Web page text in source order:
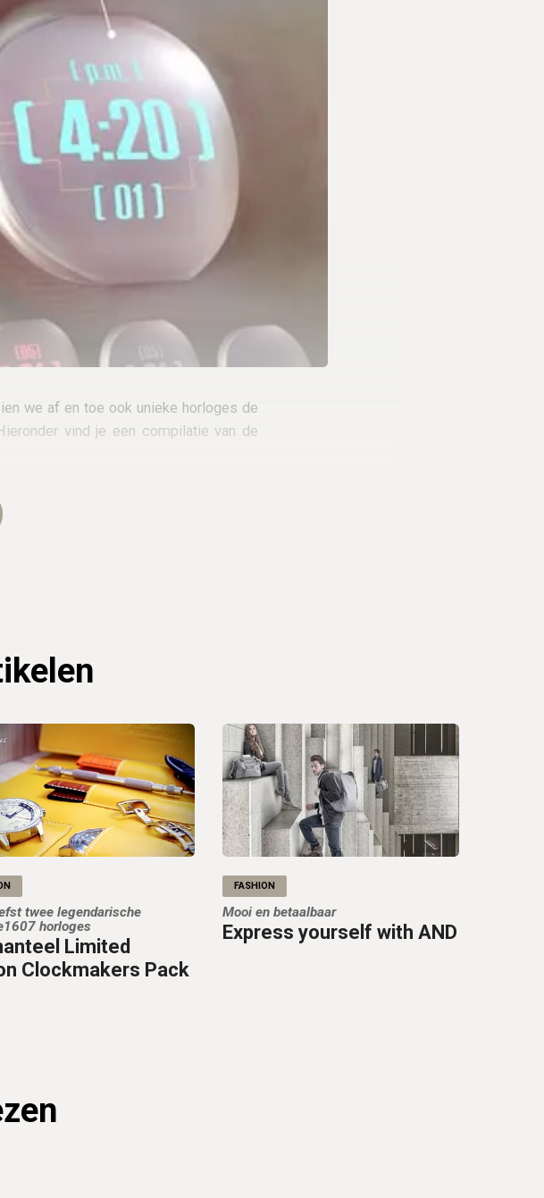
we af en toe ook unieke horloges de
vind je een compilatie van de
twee legendarische
horloges
Limited
Clockmakers Pack
FASHION
Mooi en betaalbaar
Express yourself with AND